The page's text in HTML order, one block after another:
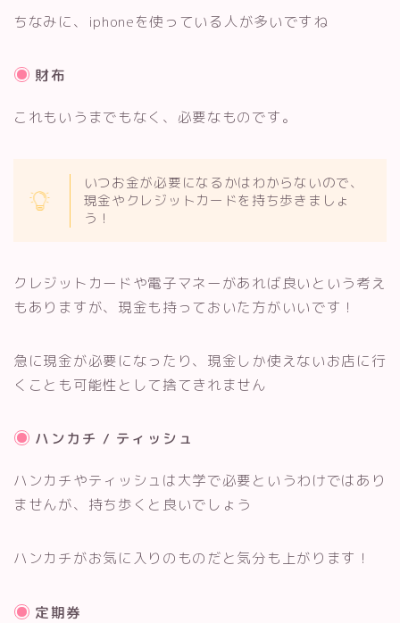
ちなみに、iphoneを使っている人が多いですね
財布
これもいうまでもなく、必要なものです。
いつお金が必要になるかはわからないので、
現金やクレジットカードを持ち歩きましょ
う！
クレジットカードや電子マネーがあれば良いという考え
もありますが、現金も持っておいた方がいいです！
急に現金が必要になったり、現金しか使えないお店に行
くことも可能性として捨てきれません
ハンカチ / ティッシュ
ハンカチやティッシュは大学で必要というわけではあり
ませんが、持ち歩くと良いでしょう
ハンカチがお気に入りのものだと気分も上がります！
定期券